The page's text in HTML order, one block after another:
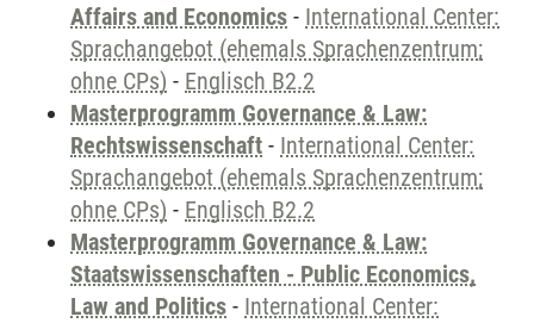
Affairs and Economics - International Center:
Sprachangebot (ehemals Sprachenzentrum;
ohne CPs) - Englisch B2.2
Masterprogramm Governance & Law:
Rechtswissenschaft - International Center:
Sprachangebot (ehemals Sprachenzentrum;
ohne CPs) - Englisch B2.2
Masterprogramm Governance & Law:
Staatswissenschaften - Public Economics,
Law and Politics - International Center: